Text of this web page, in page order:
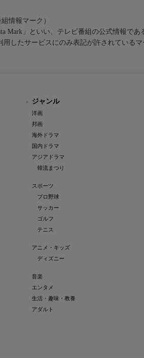
情報マーク）
Mark」といい、テレビ番組の公式情報であ
用したサービスにのみ表記が許されているマ
ジャンル
洋画
邦画
海外ドラマ
国内ドラマ
アジアドラマ
韓流まつり
スポーツ
プロ野球
サッカー
ゴルフ
テニス
アニメ・キッズ
ディズニー
音楽
エンタメ
生活・趣味・教養
アダルト